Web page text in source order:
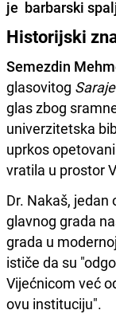
je barbarski
Historijski
Semezdin
glasovitog
glas zbog
univerzitetska
uprkos
vratila u prostor
Dr. Nakaš,
glavnog grada
grada u
ističe da su
Vijećnicom već
ovu instituciju".